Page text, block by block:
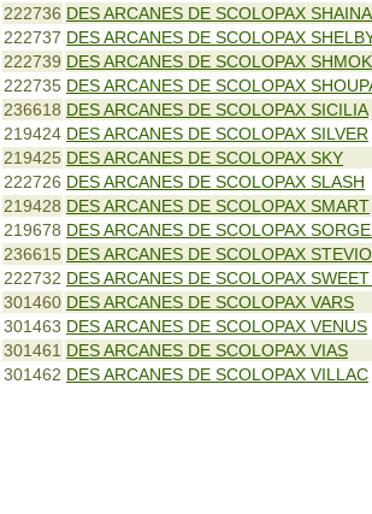
222736 DES ARCANES DE SCOLOPAX SHAINA
222737 DES ARCANES DE SCOLOPAX
222739 DES ARCANES DE SCOLOPAX
222735 DES ARCANES DE SCOLOPAX
236618 DES ARCANES DE SCOLOPAX SICILIA
219424 DES ARCANES DE SCOLOPAX SILVER
219425 DES ARCANES DE SCOLOPAX SKY
222726 DES ARCANES DE SCOLOPAX SLASH
219428 DES ARCANES DE SCOLOPAX SMART
219678 DES ARCANES DE SCOLOPAX
236615 DES ARCANES DE SCOLOPAX STEVIO
222732 DES ARCANES DE SCOLOPAX
301460 DES ARCANES DE SCOLOPAX VARS
301463 DES ARCANES DE SCOLOPAX VENUS
301461 DES ARCANES DE SCOLOPAX VIAS
301462 DES ARCANES DE SCOLOPAX VILLAC